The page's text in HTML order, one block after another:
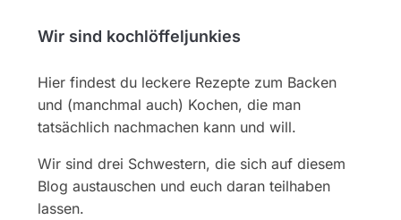
Wir sind kochlöffeljunkies
Hier findest du leckere Rezepte zum Backen
und (manchmal auch) Kochen, die man
tatsächlich nachmachen kann und will.
Wir sind drei Schwestern, die sich auf diesem
Blog austauschen und euch daran teilhaben
lassen.